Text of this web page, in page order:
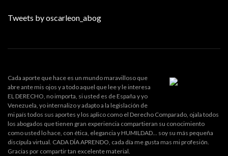
Tweets by oscarleon_abog
Cada aporte que hace es un mundo maravilloso que
abre ante mis ojos y a todo aquel que lee y le interesa
EL DERECHO, no importa, si usted es de España y yo
Venezuela, yo internalizo y adapto a la legislación de
mi país todos sus aportes y los aplico como el Derecho Comparado, ojala todos
los abogados que tienen gran experiencia compartieran su conocimiento
como usted lo hace, con ética, elegancia y HUMILDAD... soy su más pequeña
discípula virtual. CADA DÍA APRENDO, cada día me gusta mas mi profesión.
Gracias por compartir tan excelente material.